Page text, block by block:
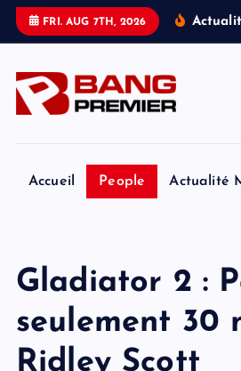
FRI. AUG 7TH, 2026
Accueil People Actualité
Gladiator 2 :
seulement 30
Ridley Scott